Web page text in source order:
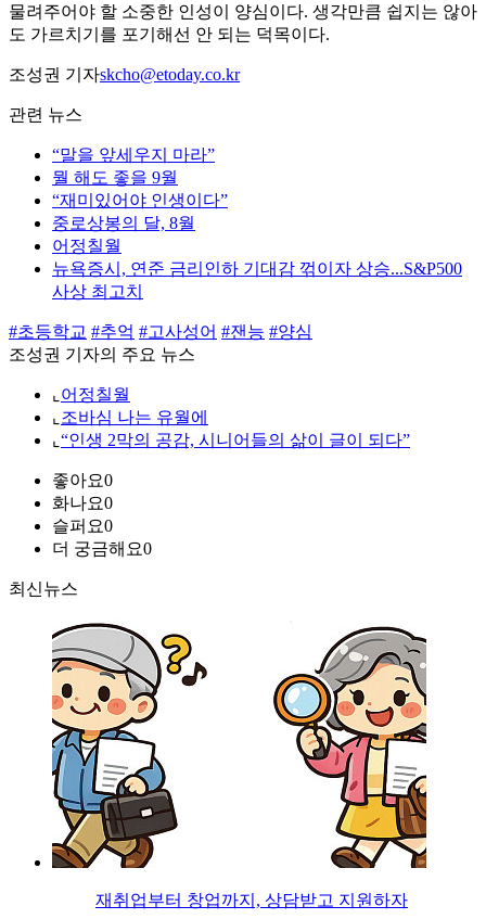
물려주어야 할 소중한 인성이 양심이다. 생각만큼 쉽지는 않아
도 가르치기를 포기해선 안 되는 덕목이다.
조성권 기자skcho@etoday.co.kr
관련 뉴스
“말을 앞세우지 마라”
뭘 해도 좋을 9월
“재미있어야 인생이다”
중로상봉의 달, 8월
어정칠월
뉴욕증시, 연준 금리인하 기대감 꺾이자 상승...S&P500
사상 최고치
#초등학교 #추억 #고사성어 #잰능 #양심
조성권 기자의 주요 뉴스
⌞ 어정칠월
⌞ 조바심 나는 유월에
⌞ “인생 2막의 공감, 시니어들의 삶이 글이 되다”
좋아요0
화나요0
슬퍼요0
더 궁금해요0
최신뉴스
재취업부터 창업까지, 상담받고 지원하자